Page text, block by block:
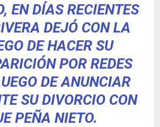
EN DÍAS RECIENTES
DEJÓ CON LA
DE HACER SU
POR REDES
DE ANUNCIAR
SU DIVORCIO CON
PEÑA NIETO.